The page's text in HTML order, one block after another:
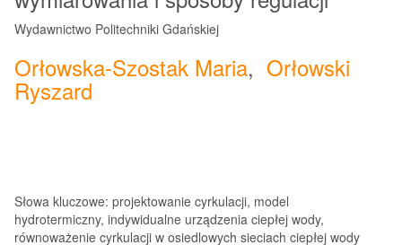
Wydawnictwo Politechniki Gdańskiej
Orłowska-Szostak Maria, Orłowski
Ryszard
Słowa kluczowe: projektowanie cyrkulacji, model
hydrotermiczny, indywidualne urządzenia ciepłej wody,
równoważenie cyrkulacji w osiedlowych sieciach ciepłej wody